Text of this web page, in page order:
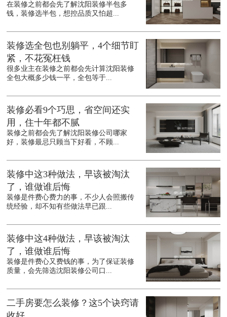
在装修之前都会先了解沈阳装修半包多
钱，装修选半包，想控品质又怕超...
装修选全包也别躺平，4个细节盯
紧，不花冤枉钱
很多业主在装修之前都会先计算沈阳装修
全包大概多少钱一平，全包等于...
装修必看9个巧思，省空间还实
用，住十年都不腻
装修之前都会先了解沈阳装修公司哪家
好，装修最忌只顾当下好看，不顾...
装修中这3种做法，早该被淘汰
了，谁做谁后悔
装修是件费心费力的事，不少人会照搬传
统经验，却不知有些做法早已跟...
装修中这4种做法，早该被淘汰
了，谁做谁后悔
装修是件费心又费钱的事，为了保证装修
质量，会先筛选沈阳装修公司口...
二手房要怎么装修？这5个诀窍请